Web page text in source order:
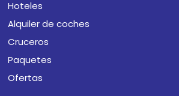
Hoteles
Alquiler de coches
Cruceros
Paquetes
Ofertas